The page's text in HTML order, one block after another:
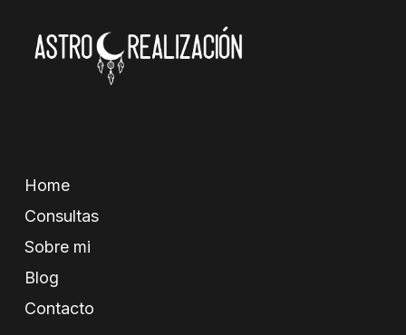
Home
Consultas
Sobre mi
Blog
Contacto